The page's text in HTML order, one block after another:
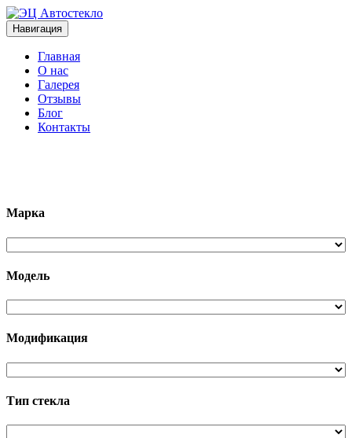
Навигация
Главная
О нас
Галерея
Отзывы
Блог
Контакты
Марка
Модель
Модификация
Тип стекла